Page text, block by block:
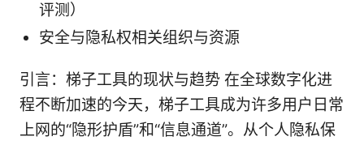
评测）
安全与隐私权相关组织与资源
引言：梯子工具的现状与趋势 在全球数字化进
程不断加速的今天，梯子工具成为许多用户日常
上网的“隐形护盾”和“信息通道”。从个人隐私保